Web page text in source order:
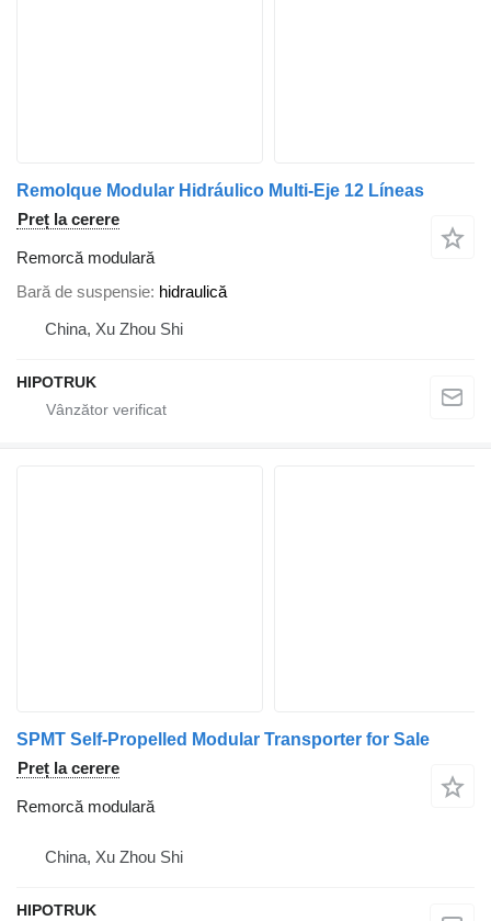
Remolque Modular Hidráulico Multi-Eje 12 Líneas
Preț la cerere
Remorcă modulară
Bară de suspensie hidraulică
China, Xu Zhou Shi
HIPOTRUK
SPMT Self-Propelled Modular Transporter for Sale
Preț la cerere
Remorcă modulară
China, Xu Zhou Shi
HIPOTRUK